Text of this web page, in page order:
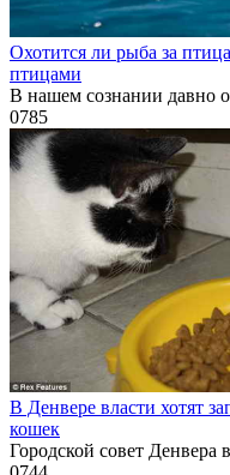
Охотится ли рыба за
птицами
В нашем сознании давно
0785
В Денвере власти хотят
кошек
Городской совет Денвера